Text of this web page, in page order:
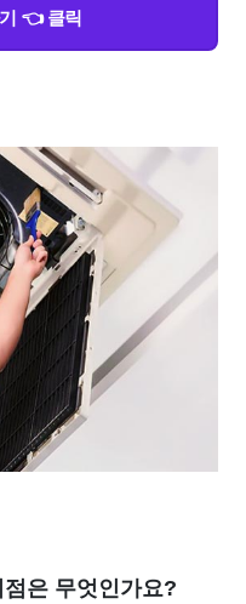
👈 클릭
은 무엇인가요?